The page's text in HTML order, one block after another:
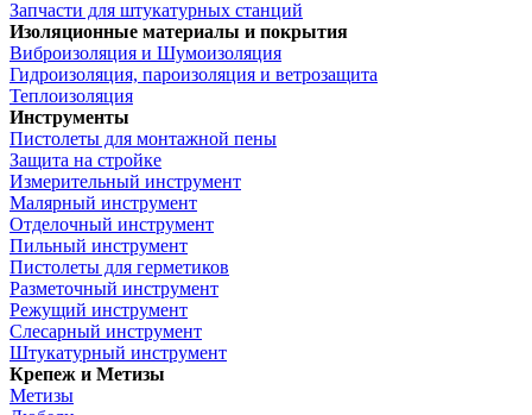
Запчасти для штукатурных станций
Изоляционные материалы и покрытия
Виброизоляция и Шумоизоляция
Гидроизоляция, пароизоляция и ветрозащита
Теплоизоляция
Инструменты
Пистолеты для монтажной пены
Защита на стройке
Измерительный инструмент
Малярный инструмент
Отделочный инструмент
Пильный инструмент
Пистолеты для герметиков
Разметочный инструмент
Режущий инструмент
Слесарный инструмент
Штукатурный инструмент
Крепеж и Метизы
Метизы